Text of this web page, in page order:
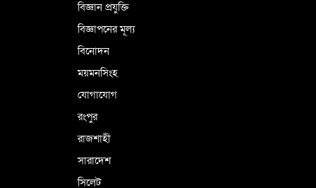
বিজ্ঞান প্রযুক্তি
বিজ্ঞাপনের মূল্য
বিনোদন
ময়মনসিংহ
যোগাযোগ
রংপুর
রাজশাহী
সারাদেশ
সিলেট